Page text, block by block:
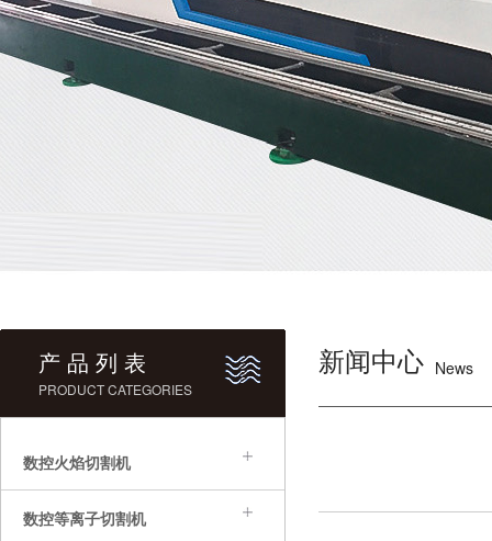
产 品 列 表
PRODUCT CATEGORIES
数控火焰切割机
数控等离子切割机
新闻中心 News